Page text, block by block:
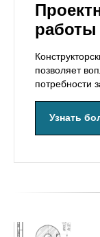
работы
позволяет
потребности
Узнать